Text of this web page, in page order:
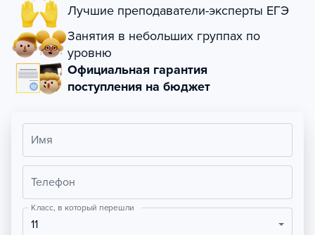
Лучшие преподаватели-эксперты ЕГЭ
Занятия в небольших группах по
уровню
Официальная гарантия
поступления на бюджет
Имя
Телефон
Класс, в который перешли
11